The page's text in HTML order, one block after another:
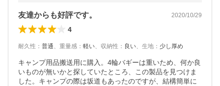
友達からも好評です。 2020/10/29
4
耐久性 ： 普通、 重量感 ： 軽い、 収納性 ： 良い、 生地 ： 少し厚め
キャンプ用品搬送用に購入。4輪バギーは重いため、何か良
いものが無いかと探していたところ、この製品を見つけま
した。キャンプの際は坂道もあったのですが、結構簡単に